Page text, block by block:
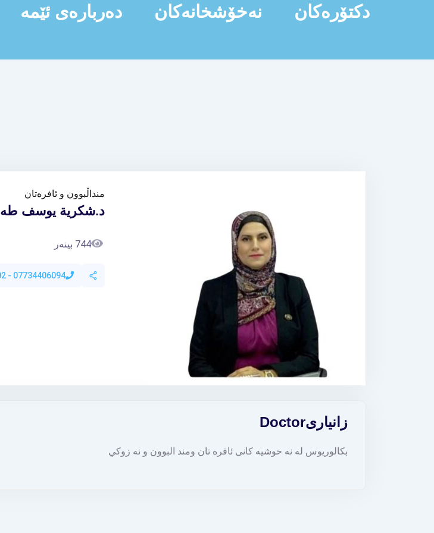
دکتۆرەکان نەخۆشخانەکان دەربارەی ئێمە
منداڵبوون و ئافرەتان
د.شكرية يوسف طه
744 بینەر
07734406094 - 07503930602
Doctorزانیاری
بكالوريوس له نه خوشیه کانی ئافره تان ومند البوون و نه زوكي